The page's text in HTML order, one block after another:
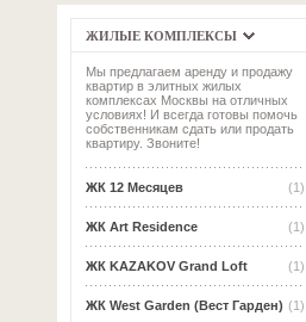
ЖИЛЫЕ КОМПЛЕКСЫ
Мы предлагаем аренду и продажу
квартир в элитных жилых
комплексах Москвы на отличных
условиях! И всегда готовы помочь
собственникам сдать или продать
квартиру. Звоните!
(1)
ЖК 12 Месяцев
(1)
ЖК Art Residence
(1)
ЖК KAZAKOV Grand Loft
(1)
ЖК West Garden (Вест Гарден)